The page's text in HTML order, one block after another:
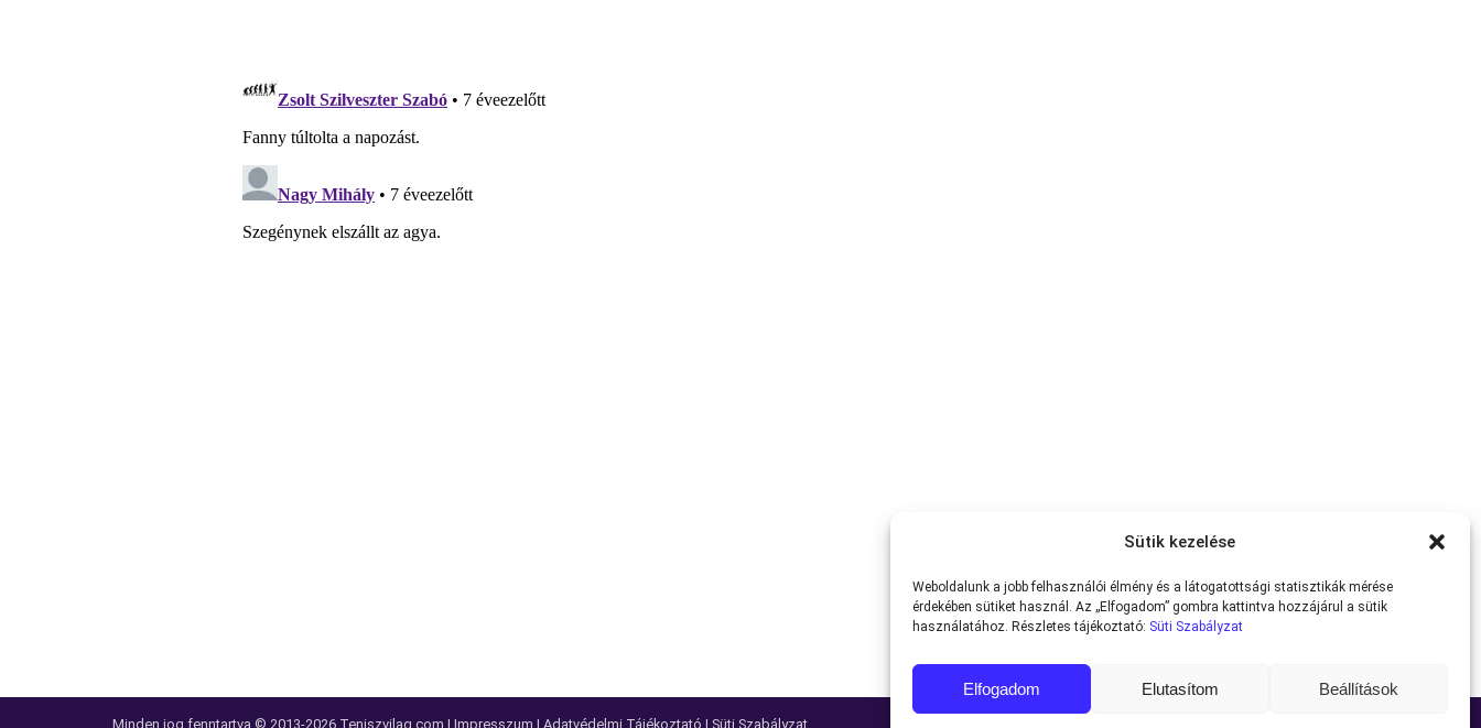
Sütik kezelése
Weboldalunk a jobb felhasználói élmény és a látogatottsági statisztikák mérése
érdekében sütiket használ. Az „Elfogadom” gombra kattintva hozzájárul a sütik
használatához. Részletes tájékoztató: Süti Szabályzat
Elfogadom Elutasítom Beállítások
Minden jog fenntartva © 2013-2026 Teniszvilag.com | Impresszum | Adatvédelmi Tájékoztató | Süti Szabályzat